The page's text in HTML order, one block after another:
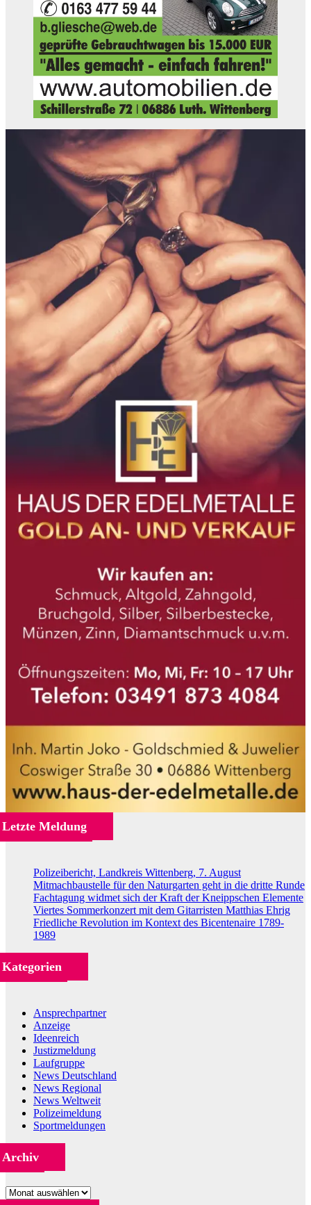
Letzte Meldung
Polizeibericht, Landkreis Wittenberg, 7. August
Mitmachbaustelle für den Naturgarten geht in die dritte Runde
Fachtagung widmet sich der Kraft der Kneippschen Elemente
Viertes Sommerkonzert mit dem Gitarristen Matthias Ehrig
Friedliche Revolution im Kontext des Bicentenaire 1789-
1989
Kategorien
Ansprechpartner
Anzeige
Ideenreich
Justizmeldung
Laufgruppe
News Deutschland
News Regional
News Weltweit
Polizeimeldung
Sportmeldungen
Archiv
Archiv